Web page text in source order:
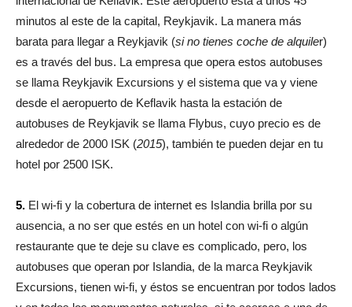
minutos al este de la capital, Reykjavik. La manera más
barata para llegar a Reykjavik (si no tienes coche de alquiler)
es a través del bus. La empresa que opera estos autobuses
se llama Reykjavik Excursions y el sistema que va y viene
desde el aeropuerto de Keflavik hasta la estación de
autobuses de Reykjavik se llama Flybus, cuyo precio es de
alrededor de 2000 ISK (2015), también te pueden dejar en tu
hotel por 2500 ISK.
5. El wi-fi y la cobertura de internet es Islandia brilla por su
ausencia, a no ser que estés en un hotel con wi-fi o algún
restaurante que te deje su clave es complicado, pero, los
autobuses que operan por Islandia, de la marca Reykjavik
Excursions, tienen wi-fi, y éstos se encuentran por todos lados